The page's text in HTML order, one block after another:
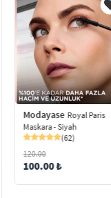
Modayase Royal Paris
Maskara - Siyah
(62)
120.00
100.00 ₺